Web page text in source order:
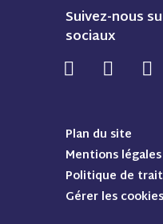
Suivez-nous
sociaux
s
s
u
i
v
s
s
u
i
v
s
u
i
v
Plan du site
Mentions légales
Politique de
Gérer les cookies